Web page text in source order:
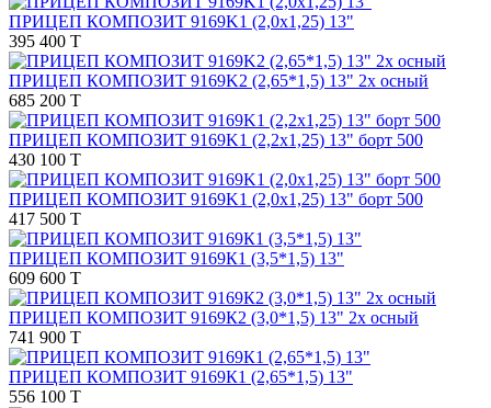
ПРИЦЕП КОМПОЗИТ 9169K1 (2,0х1,25) 13"
395 400 T
ПРИЦЕП КОМПОЗИТ 9169K2 (2,65*1,5) 13" 2х осный
685 200 T
ПРИЦЕП КОМПОЗИТ 9169K1 (2,2х1,25) 13" борт 500
430 100 T
ПРИЦЕП КОМПОЗИТ 9169K1 (2,0х1,25) 13" борт 500
417 500 T
ПРИЦЕП КОМПОЗИТ 9169К1 (3,5*1,5) 13"
609 600 T
ПРИЦЕП КОМПОЗИТ 9169К2 (3,0*1,5) 13" 2х осный
741 900 T
ПРИЦЕП КОМПОЗИТ 9169К1 (2,65*1,5) 13"
556 100 T